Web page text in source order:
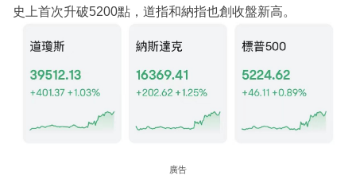
史上首次升破5200點，道指和納指也創收盤新高。
廣告